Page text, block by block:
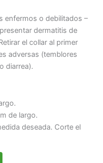
enfermos o debilitados –
dermatitis de
el collar al primer
adversas (temblores
diarrea).
de largo.
deseada. Corte el